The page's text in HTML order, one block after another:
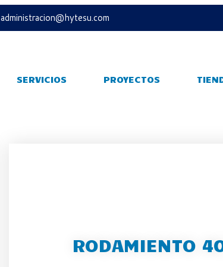
administracion@hytesu.com
SERVICIOS PROYECTOS
RODAMIENTO